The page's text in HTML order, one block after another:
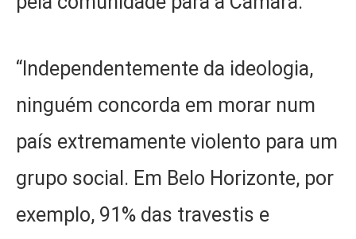
“Independentemente da ideologia,
ninguém concorda em morar num
país extremamente violento para um
grupo social. Em Belo Horizonte, por
exemplo, 91% das travestis e